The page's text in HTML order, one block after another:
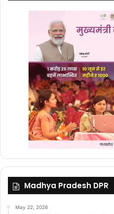
Madhya Pradesh DPR
May 22, 2026